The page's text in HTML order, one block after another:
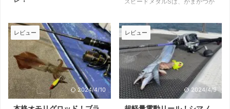
ーズは、ダイワ製イカメタルロッ
ドの最上位モデルです。 シリー
ズは、イカメタル用のN(乗せ)、
K(掛け)、オモリグ用のOR、3つ
のコンセプトで展開。 実売価格6
万円前後、フラッグシップに恥じ
ない先進技術が多く採用されてい
ます。 本記事では、筆者が実際
に購入して使用したエメラルダス
ルロッドのスタンダードモデルで
す。 2022年には、オモリグモデ
ルであるS610MHも追加発売さ
れました。 手頃な価格帯ながら
高感度な設計が好評。 本記事で
は、筆者が実際に使用したスピー
ドメタルS610MHの使用感をお
届けします。 がまかつ製イカメ
レビュー
2024/4/10
レビュー
2024/4/9